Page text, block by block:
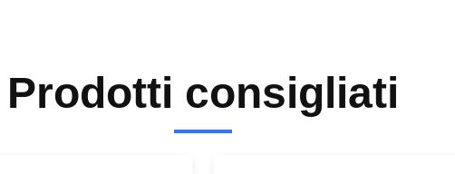
Prodotti consigliati